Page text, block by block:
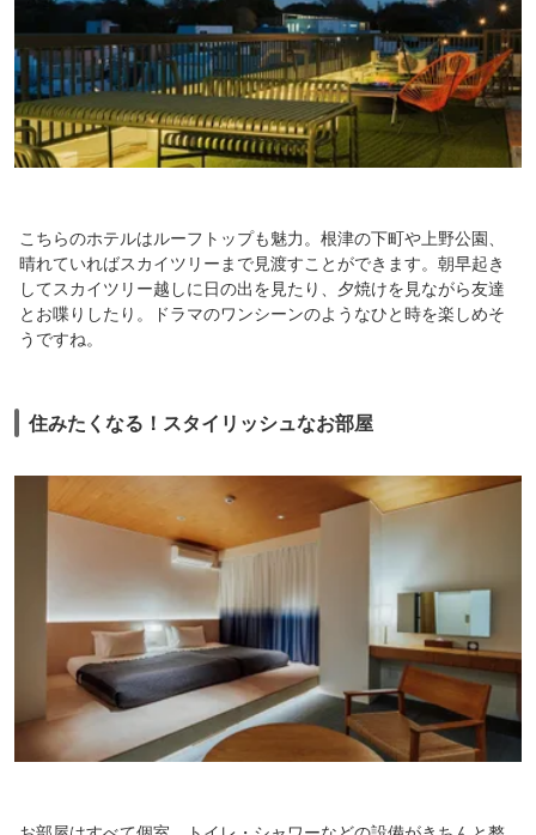
こちらのホテルはルーフトップも魅力。根津の下町や上野公園、
晴れていればスカイツリーまで見渡すことができます。朝早起き
してスカイツリー越しに日の出を見たり、夕焼けを見ながら友達
とお喋りしたり。ドラマのワンシーンのようなひと時を楽しめそ
うですね。
住みたくなる！スタイリッシュなお部屋